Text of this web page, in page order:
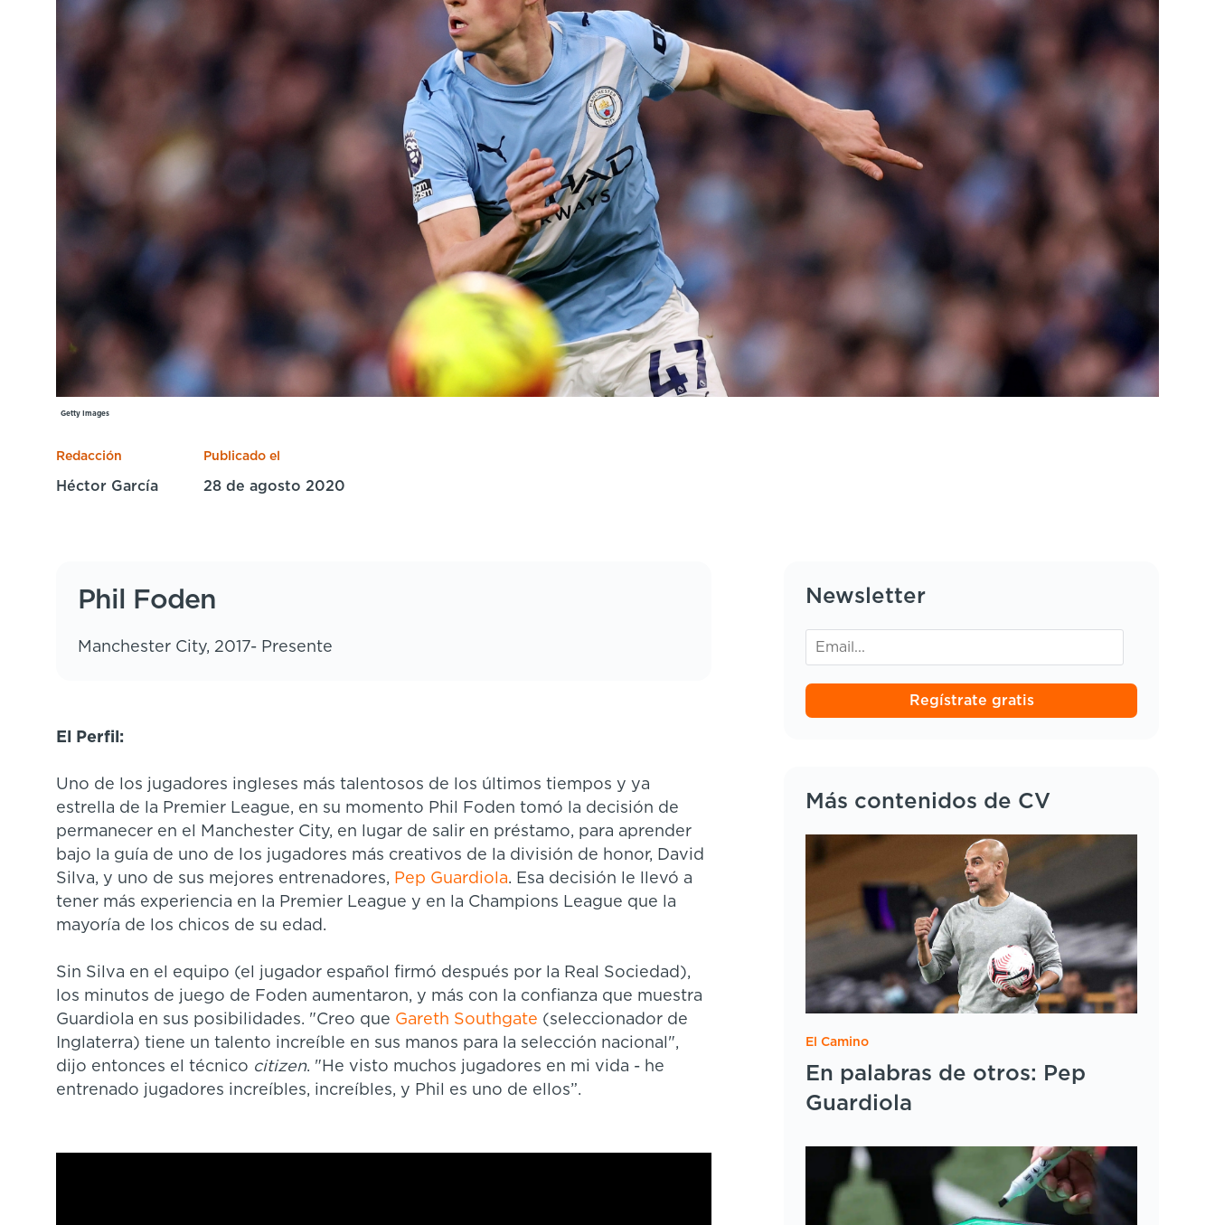
Cursos especializados
English
Getty Images
Redacción
Héctor García
Publicado el
28 de agosto 2020
Phil Foden
Manchester City, 2017- Presente
El Perfil:
Uno de los jugadores ingleses más talentosos de los últimos tiempos y ya
estrella de la Premier League, en su momento Phil Foden tomó la decisión de
permanecer en el Manchester City, en lugar de salir en préstamo, para aprender
bajo la guía de uno de los jugadores más creativos de la división de honor, David
Silva, y uno de sus mejores entrenadores, Pep Guardiola. Esa decisión le llevó a
tener más experiencia en la Premier League y en la Champions League que la
mayoría de los chicos de su edad.
Sin Silva en el equipo (el jugador español firmó después por la Real Sociedad),
los minutos de juego de Foden aumentaron, y más con la confianza que muestra
Guardiola en sus posibilidades. "Creo que Gareth Southgate (seleccionador de
Inglaterra) tiene un talento increíble en sus manos para la selección nacional",
dijo entonces el técnico citizen. "He visto muchos jugadores en mi vida - he
entrenado jugadores increíbles, increíbles, y Phil es uno de ellos”.
Newsletter
Regístrate gratis
Más contenidos de CV
El Camino
En palabras de otros: Pep
Guardiola